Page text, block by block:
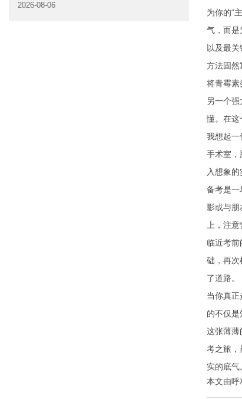
2026-08-06
为你的“
气，而是
以及最
方法固然
将青霉素
另一个
懂。在这
我想起一
手术室，
入想象
备考是一
影或与朋
上，注
临近考前
础，再次
了道路。
当你真
的不仅是
这张薄薄
考之旅，
实的底气
本文由呼